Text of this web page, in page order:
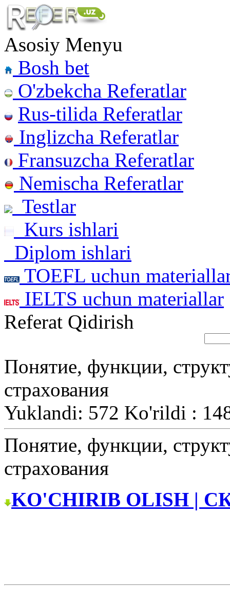
Asosiy Menyu
Bosh bet
O'zbekcha Referatlar
Rus-tilida Referatlar
Inglizcha Referatlar
Fransuzcha Referatlar
Nemischa Referatlar
Testlar
Kurs ishlari
Diplom ishlari
TOEFL uchun
IELTS uchun materiallar
Referat Qidirish
Понятие, функции,
страхования
Yuklandi: 572 Ko'rildi :
Понятие, функции,
страхования
KO'CHIRIB OLISH |